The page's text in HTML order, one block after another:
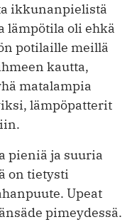
ikkunanpielistä
lämpötila oli ehkä
potilaille meillä
kautta,
matalampia
lämpöpatterit
pieniä ja suuria
on tietysti
Upeat
pimeydessä.